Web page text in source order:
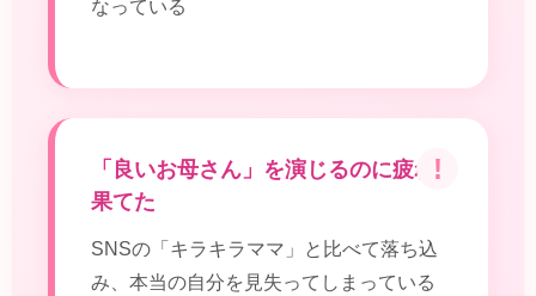
なっている
「良いお母さん」を演じるのに疲れ
果てた
SNSの「キラキラママ」と比べて落ち込
み、本当の自分を見失ってしまっている